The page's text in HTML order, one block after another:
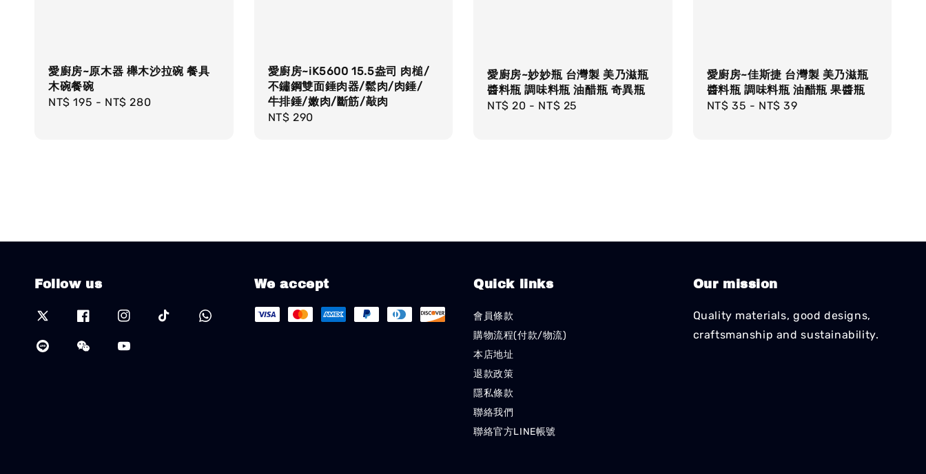
愛廚房~原木器 櫸木沙拉碗 餐具
木碗餐碗
Regular
NT$ 195 - NT$ 280
愛廚房~iK5600 15.5盎司 肉槌/
不鏽鋼雙面錘肉器/鬆肉/肉錘/
牛排錘/嫩肉/斷筋/敲肉
Regular
NT$ 290
愛廚房~妙妙瓶 台灣製 美乃滋瓶
醬料瓶 調味料瓶 油醋瓶 奇異瓶
Regular
NT$ 20 - NT$ 25
愛廚房~佳斯捷 台灣製 美乃滋瓶
醬料瓶 調味料瓶 油醋瓶 果醬瓶
Regular
NT$ 35 - NT$ 39
Follow us We accept Quick links
會員條款
購物流程(付款/物流)
本店地址
退款政策
隱私條款
聯絡我們
聯絡官方LINE帳號
Our mission
Quality materials, good designs,
craftsmanship and sustainability.